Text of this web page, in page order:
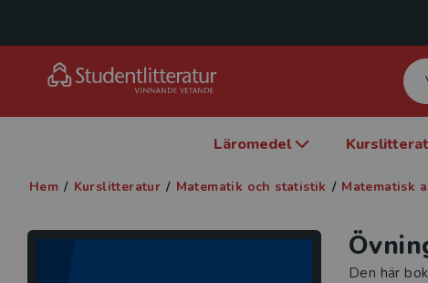
Läromedel
Hem / Kurslitteratur / Matematik och statistik / Matematisk
Den här